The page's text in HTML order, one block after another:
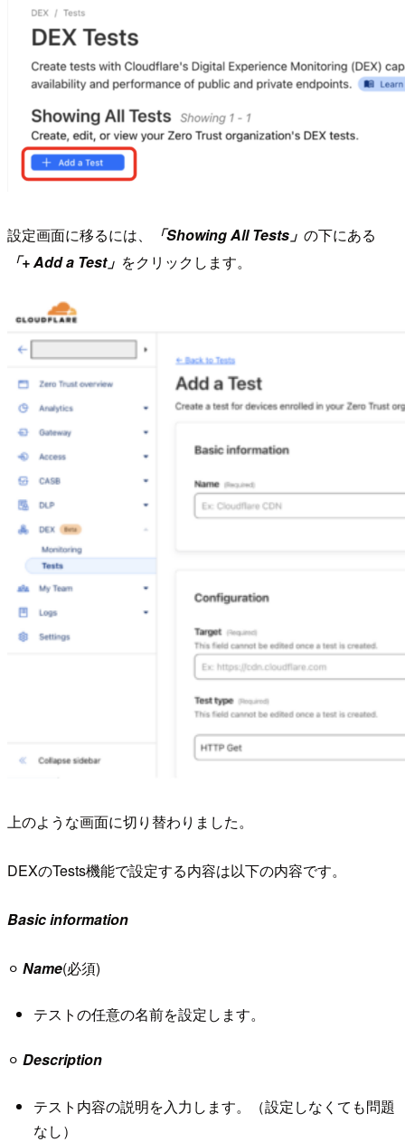
設定画面に移るには、 「Showing All Tests」 の下にある
「+ Add a Test」 をクリックします。
上のような画面に切り替わりました。
DEXのTests機能で設定する内容は以下の内容です。
Basic information
⚪︎ Name(必須)
テストの任意の名前を設定します。
⚪︎ Description
テスト内容の説明を入力します。（設定しなくても問題
なし）